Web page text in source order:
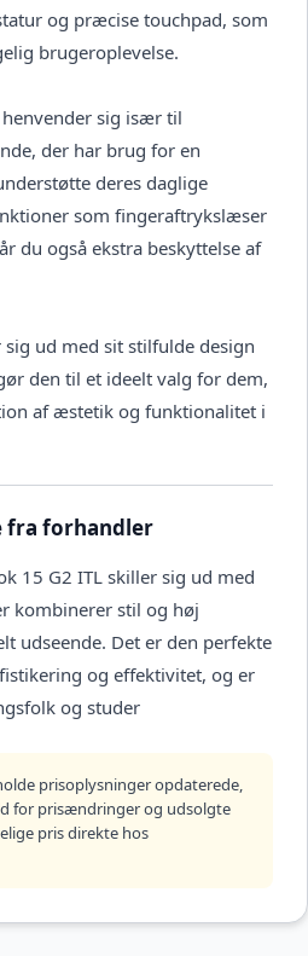
og præcise touchpad, som
brugeroplevelse.
sig især til
der har brug for en
deres daglige
som fingeraftrykslæser
du også ekstra beskyttelse af
ud med sit stilfulde design
den til et ideelt valg for dem,
af æstetik og funktionalitet i
fra forhandler
15 G2 ITL skiller sig ud med
kombinerer stil og høj
udseende. Det er den perfekte
og effektivitet, og er
og studer
prisoplysninger opdaterede,
for prisændringer og udsolgte
pris direkte hos